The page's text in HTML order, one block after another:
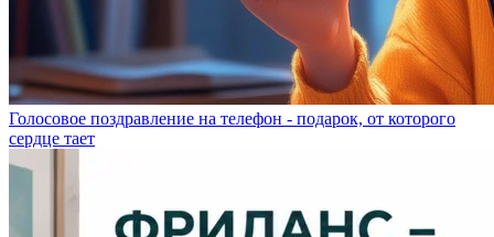
Голосовое поздравление на телефон - подарок, от которого
сердце тает